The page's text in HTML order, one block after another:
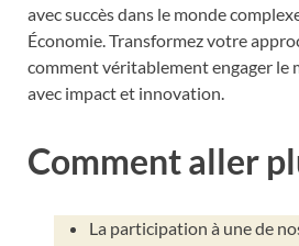
avec succès dans le monde
Économie. Transformez votre
comment véritablement engager le
avec impact et innovation.
Comment aller
La participation à une de